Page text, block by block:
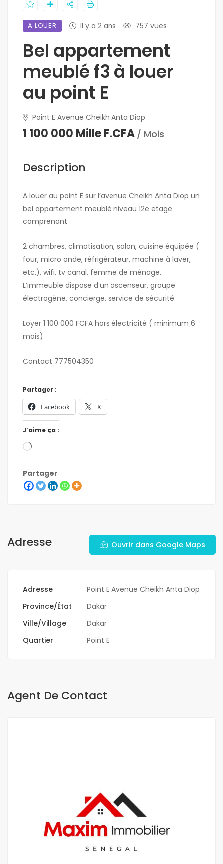
A LOUER Il y a 2 ans 757 vues
Bel appartement
meublé f3 à louer
au point E
Point E Avenue Cheikh Anta Diop
1 100 000 Mille F.CFA / Mois
Description
A louer au point E sur l’avenue Cheikh Anta Diop un
bel appartement meublé niveau 12e etage
comprenant
2 chambres, climatisation, salon, cuisine équipée (
four, micro onde, réfrigérateur, machine à laver,
etc.), wifi, tv canal, femme de ménage.
L’immeuble dispose d’un ascenseur, groupe
électrogène, concierge, service de sécurité.
Loyer 1 100 000 FCFA hors électricité ( minimum 6
mois)
Contact 777504350
Partager :
Facebook X
J’aime ça :
Partager
Adresse Ouvrir dans Google Maps
Adresse
Point E Avenue Cheikh Anta Diop
Province/État
Dakar
Ville/Village
Dakar
Quartier
Point E
Agent De Contact